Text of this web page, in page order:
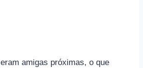
amigas próximas, o que